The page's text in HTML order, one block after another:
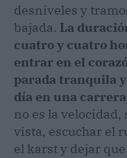
desniveles y
bajada. La
cuatro y cuatro
entrar en el
parada tranquila
día en una
no es la
vista, escuchar el
el karst y dejar